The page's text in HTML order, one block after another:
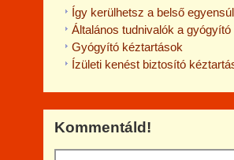
Így kerülhetsz a belső
Általános tudnivalók a
Gyógyító kéztartások
Ízületi kenést biztosító
Kommentáld!